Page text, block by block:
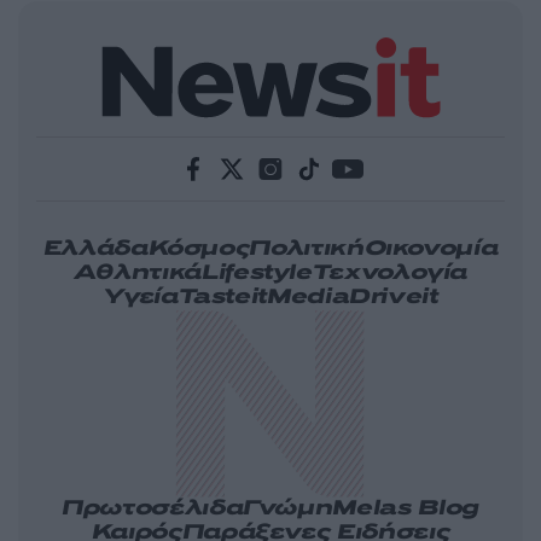
ΕλλάδαΚόσμοςΠολιτικήΟικονομία
ΑθλητικάLifestyleΤεχνολογία
ΥγείαTasteitMediaDriveit
ΠρωτοσέλιδαΓνώμηMelas Blog
ΚαιρόςΠαράξενες Ειδήσεις